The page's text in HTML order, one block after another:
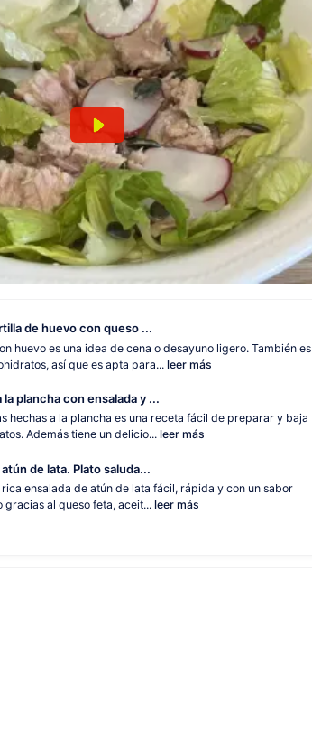
de huevo con queso ...
huevo es una idea de cena o desayuno ligero. También es
así que es apta para... leer más
la plancha con ensalada y ...
hechas a la plancha es una receta fácil de preparar y baja
Además tiene un delicio... leer más
de lata. Plato saluda...
ensalada de atún de lata fácil, rápida y con un sabor
gracias al queso feta, aceit...leer más